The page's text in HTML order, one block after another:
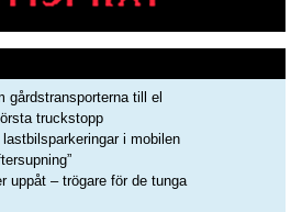
gårdstransporterna till el
truckstopp
i mobilen
uppåt – trögare för de tunga